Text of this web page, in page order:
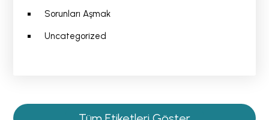
Sorunları Aşmak
Uncategorized